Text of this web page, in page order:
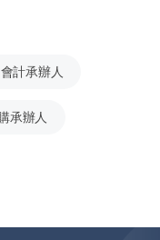
會計承辦人
承辦人